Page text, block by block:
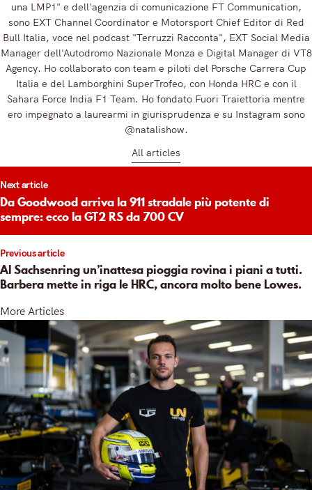
una LMP1" e dell'agenzia di comunicazione FT Communication,
sono EXT Channel Coordinator e Motorsport Chief Editor di Red
Bull Italia, voce nel podcast "Terruzzi Racconta", EXT Social Media
Manager dell'Autodromo Nazionale Monza e Digital Manager di VT8
Agency. Ho collaborato con team e piloti del Porsche Carrera Cup
Italia e del Lamborghini SuperTrofeo, con Honda HRC e con il
Sahara Force India F1 Team. Ho fondato Fuori Traiettoria mentre
ero impegnato a laurearmi in giurisprudenza e su Instagram sono
@natalishow.
All articles
Previous article
Al Sachsenring un’inattesa pioggia rovina i piani a tutti.
Barbera mette in riga le HRC, ancora molto bene Lowes.
Next article
Da Goodwood arriva la 911 stradale più potente di
sempre: ecco la GT2 RS da 700 CV
More Articles